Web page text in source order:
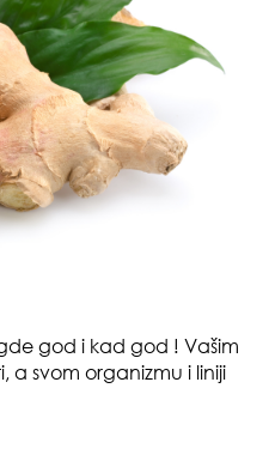
god i kad god ! Vašim
a svom organizmu i liniji